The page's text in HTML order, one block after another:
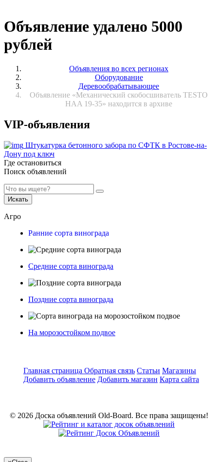
Объявление удалено 5000
рублей
Объявления во всех регионах
Оборудование
Деревообрабатывающее
Объявление «Механический скобосшиватель TESTO
HAA 19-35» находится в архиве
VIP-объявления
Штукатурка бетонного забора по СФТК в Ростове-на-
Дону под ключ
Где остановиться
Поиск объявлений
Искать
Агро
Ранние сорта винограда
Средние сорта винограда
Поздние сорта винограда
На морозостойком подвое
Главная страница Обратная связь Статьи Магазины
Добавить объявление Добавить магазин Карта сайта
© 2026 Доска объявлений Old-Board. Все права защищены!